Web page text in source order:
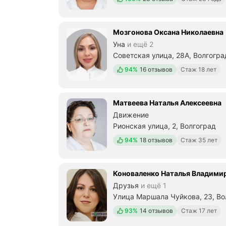
Мозгонова Оксана Николаевна
Уна и ещё 2
Советская улица, 28А,
Положительных отзывов
94% 16 отзывов Стаж 18 лет
Матвеева Наталья Алексеевна
Движение
Рионская улица, 2, Волгоград
Положительных отзывов
94% 18 отзывов Стаж 35 лет
Коноваленко Наталья
Друзья и ещё 1
Улица Маршала Чуйкова, 23,
Положительных отзывов
93% 14 отзывов Стаж 17 лет